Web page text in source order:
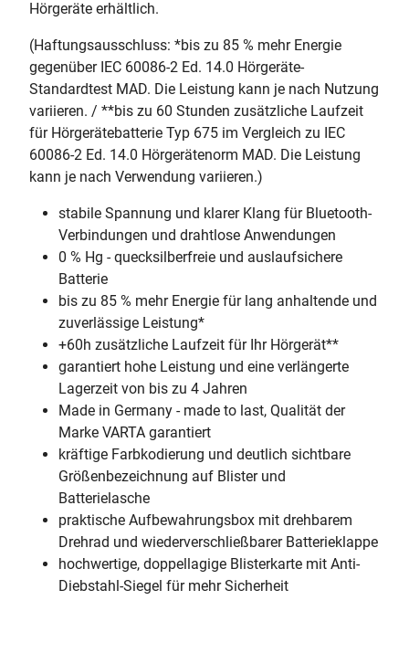
Hörgeräte erhältlich.
(Haftungsausschluss: *bis zu 85 % mehr Energie
gegenüber IEC 60086-2 Ed. 14.0 Hörgeräte-
Standardtest MAD. Die Leistung kann je nach Nutzung
variieren. / **bis zu 60 Stunden zusätzliche Laufzeit
für Hörgerätebatterie Typ 675 im Vergleich zu IEC
60086-2 Ed. 14.0 Hörgerätenorm MAD. Die Leistung
kann je nach Verwendung variieren.)
stabile Spannung und klarer Klang für Bluetooth-
Verbindungen und drahtlose Anwendungen
0 % Hg - quecksilberfreie und auslaufsichere
Batterie
bis zu 85 % mehr Energie für lang anhaltende und
zuverlässige Leistung*
+60h zusätzliche Laufzeit für Ihr Hörgerät**
garantiert hohe Leistung und eine verlängerte
Lagerzeit von bis zu 4 Jahren
Made in Germany - made to last, Qualität der
Marke VARTA garantiert
kräftige Farbkodierung und deutlich sichtbare
Größenbezeichnung auf Blister und
Batterielasche
praktische Aufbewahrungsbox mit drehbarem
Drehrad und wiederverschließbarer Batterieklappe
hochwertige, doppellagige Blisterkarte mit Anti-
Diebstahl-Siegel für mehr Sicherheit